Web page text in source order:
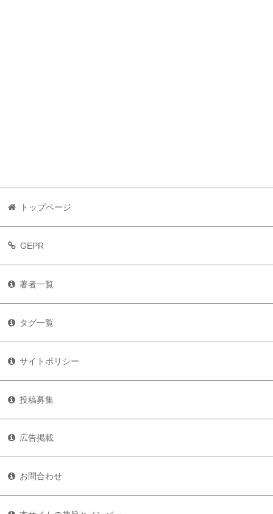
トップページ
GEPR
著者一覧
タグ一覧
サイトポリシー
投稿募集
広告掲載
お問合わせ